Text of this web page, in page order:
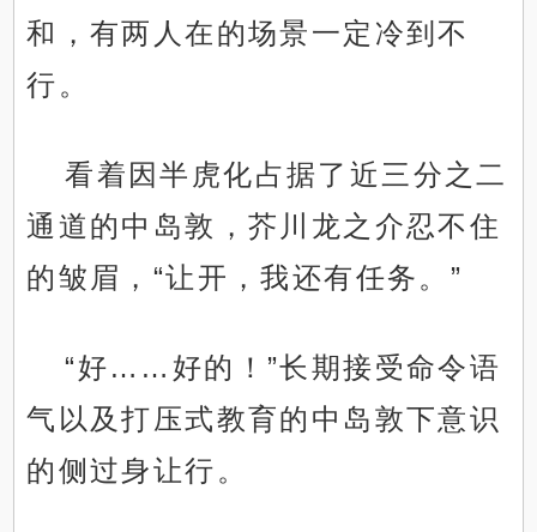
和，有两人在的场景一定冷到不
行。
看着因半虎化占据了近三分之二
通道的中岛敦，芥川龙之介忍不住
的皱眉，“让开，我还有任务。”
“好……好的！”长期接受命令语
气以及打压式教育的中岛敦下意识
的侧过身让行。